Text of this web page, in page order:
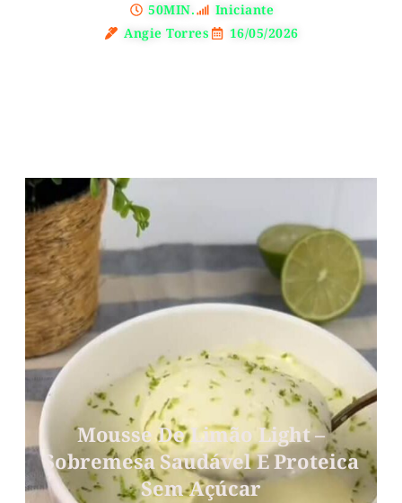
50MIN.
Iniciante
Angie Torres
16/05/2026
Mousse De Limão Light –
Sobremesa Saudável E Proteica
Sem Açúcar